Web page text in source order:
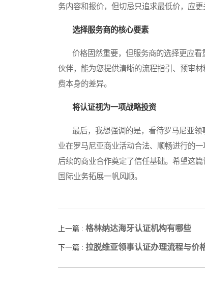
务内容和报价，但切忌只追求最低价，应更
选择服务商的核心要素
价格固然重要，但服务商的选择更应看
伙伴，能为您提供清晰的流程指引、预审
费本身的差异。
将认证视为一项战略投资
最后，我想强调的是，看待罗马尼亚领
业在罗马尼亚商业活动合法、顺畅进行的
后续的商业合作奠定了信任基础。希望这
国际业务拓展一帆风顺。
上一篇 : 格林纳达海牙认证机构有哪些
下一篇 : 拉脱维亚领事认证办理流程与价